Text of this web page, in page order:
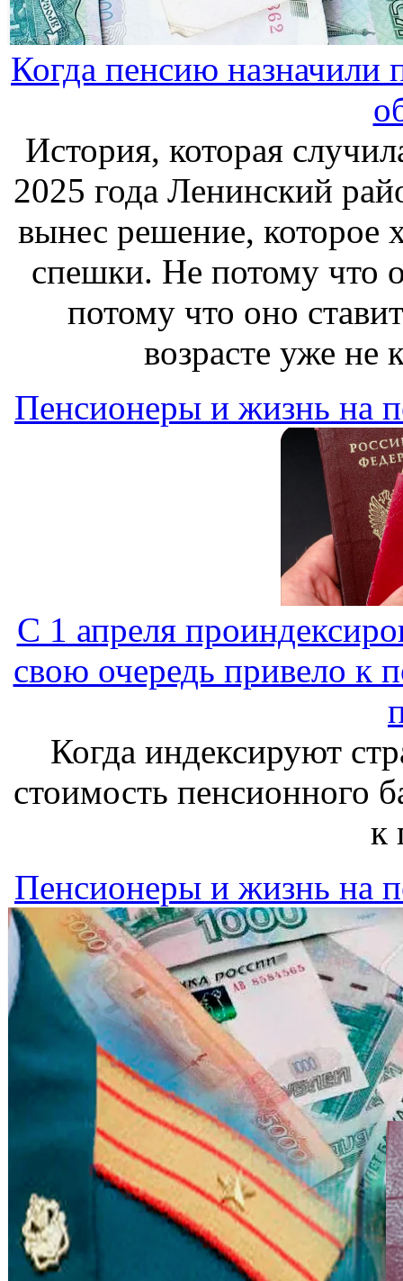
Когда пенсию назначили
История, которая
2025 года Ленинский
вынес решение, которое
спешки. Не потому что
потому что оно
возрасте уже не
Пенсионеры и жизнь на
С 1 апреля
свою очередь привело к
Когда индексируют
стоимость пенсионного
к
Пенсионеры и жизнь на